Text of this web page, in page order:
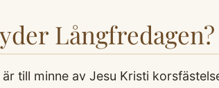
Långfredagen?
till minne av Jesu Kristi